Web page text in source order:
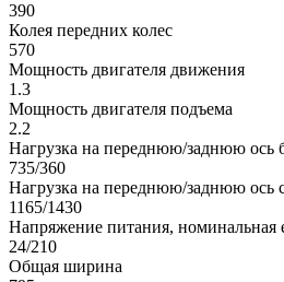
390
Колея передних колес
570
Мощность двигателя движения
1.3
Мощность двигателя подъема
2.2
Нагрузка на переднюю/заднюю ось
735/360
Нагрузка на переднюю/заднюю ось
1165/1430
Напряжение питания, номинальная
24/210
Общая ширина